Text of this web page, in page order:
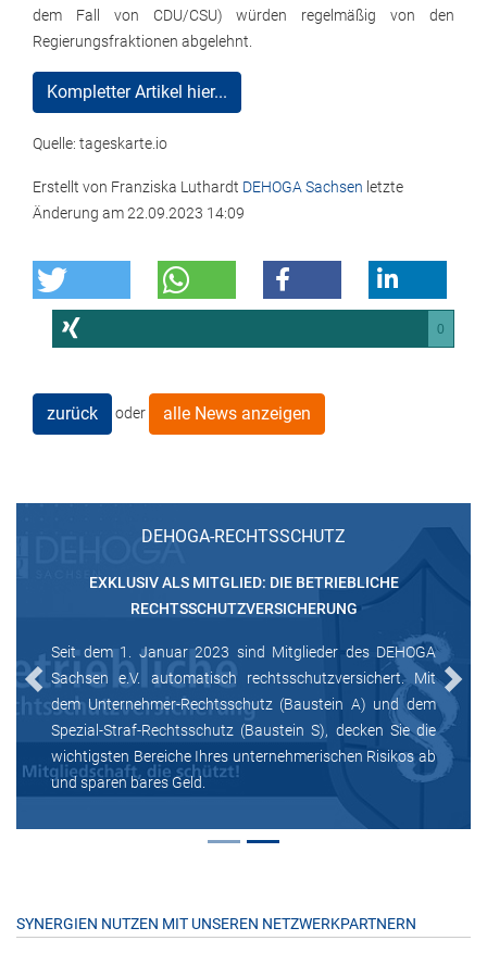
dem Fall von CDU/CSU) würden regelmäßig von den
Regierungsfraktionen abgelehnt.
Kompletter Artikel hier...
Quelle: tageskarte.io
Erstellt von Franziska Luthardt DEHOGA Sachsen letzte
Änderung am22.09.2023 14:09
0
zurück oder alle News anzeigen
DEHOGA-RECHTSSCHUTZ
EXKLUSIV ALS MITGLIED: DIE BETRIEBLICHE
RECHTSSCHUTZVERSICHERUNG
Seit dem 1. Januar 2023 sind Mitglieder des DEHOGA
Sachsen e.V. automatisch rechtsschutzversichert. Mit
dem Unternehmer-Rechtsschutz (Baustein A) und dem
Spezial-Straf-Rechtsschutz (Baustein S), decken Sie die
wichtigsten Bereiche Ihres unternehmerischen Risikos ab
und sparen bares Geld.
Previous Next
SYNERGIEN NUTZEN MIT UNSEREN NETZWERKPARTNERN